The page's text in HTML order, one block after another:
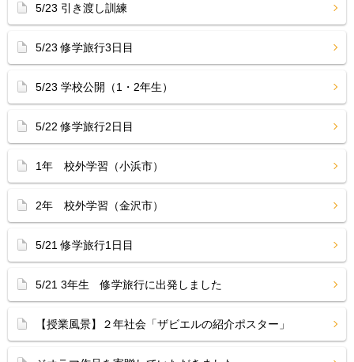
5/23 引き渡し訓練
5/23 修学旅行3日目
5/23 学校公開（1・2年生）
5/22 修学旅行2日目
1年 校外学習（小浜市）
2年 校外学習（金沢市）
5/21 修学旅行1日目
5/21 3年生 修学旅行に出発しました
【授業風景】２年社会「ザビエルの紹介ポスター」